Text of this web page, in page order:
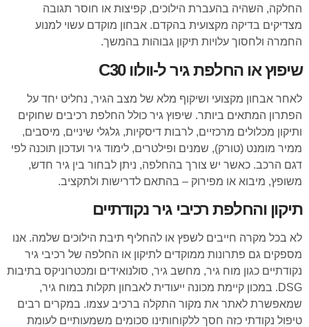
החלקה, השהיה בהעברת הילוכים, קפיצות או חוסר תגובה
מצדיקים בדיקה מקצועית בהקדם. אבחון מוקדם עשוי למנוע
החמרה ולחסוך עלויות תיקון גבוהות בהמשך.
שיפוץ או החלפת גיר ל-וולוו C30
לאחר אבחון מקצועי ושיקוף מלא של מצב הגיר, נחליט יחד על
הפתרון המתאים ביותר. שיפוץ גיר כולל החלפת רכיבים שחוקים
ותיקון מכלולים מרכזיים, לרבות דיסקיות, גלגלי שיניים, מיסבים,
ממיר מומנט (טורק), שמנים ופילטרים, לימוד גיר ועדכון תוכנה לפי
דגם הרכב. כאשר יש צורך בהחלפה, ניתן לבחור בין גיר חדש,
משופץ, מיבוא או מפירוק – בהתאם לדרישות ולתקציב.
תיקון והחלפת רכיבי גיר נקודתיים
לא בכל מקרה חייבים לשפץ או להחליף תיבת הילוכים שלמה. אנו
מספקים גם פתרונות ממוקדים לתיקון או החלפה של רכיבי גיר
נקודתיים כגון מוח גיר, מחשב גיר, סולנואידים ומכטרוניקס בתיבות
DSG. במכון קיימת מכונה ייעודית לאבחון תקלות במוח גיר,
שמאפשרת לאתר את מקור התקלה ברכיב עצמו. במקרים רבים
טיפול נקודתי כזה חסך ללקוחותינו סכומים משמעותיים לעומת